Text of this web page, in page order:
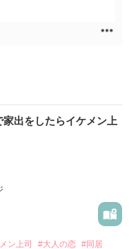
出をしたらイケメン上
ン上司 #大人の恋 #同居